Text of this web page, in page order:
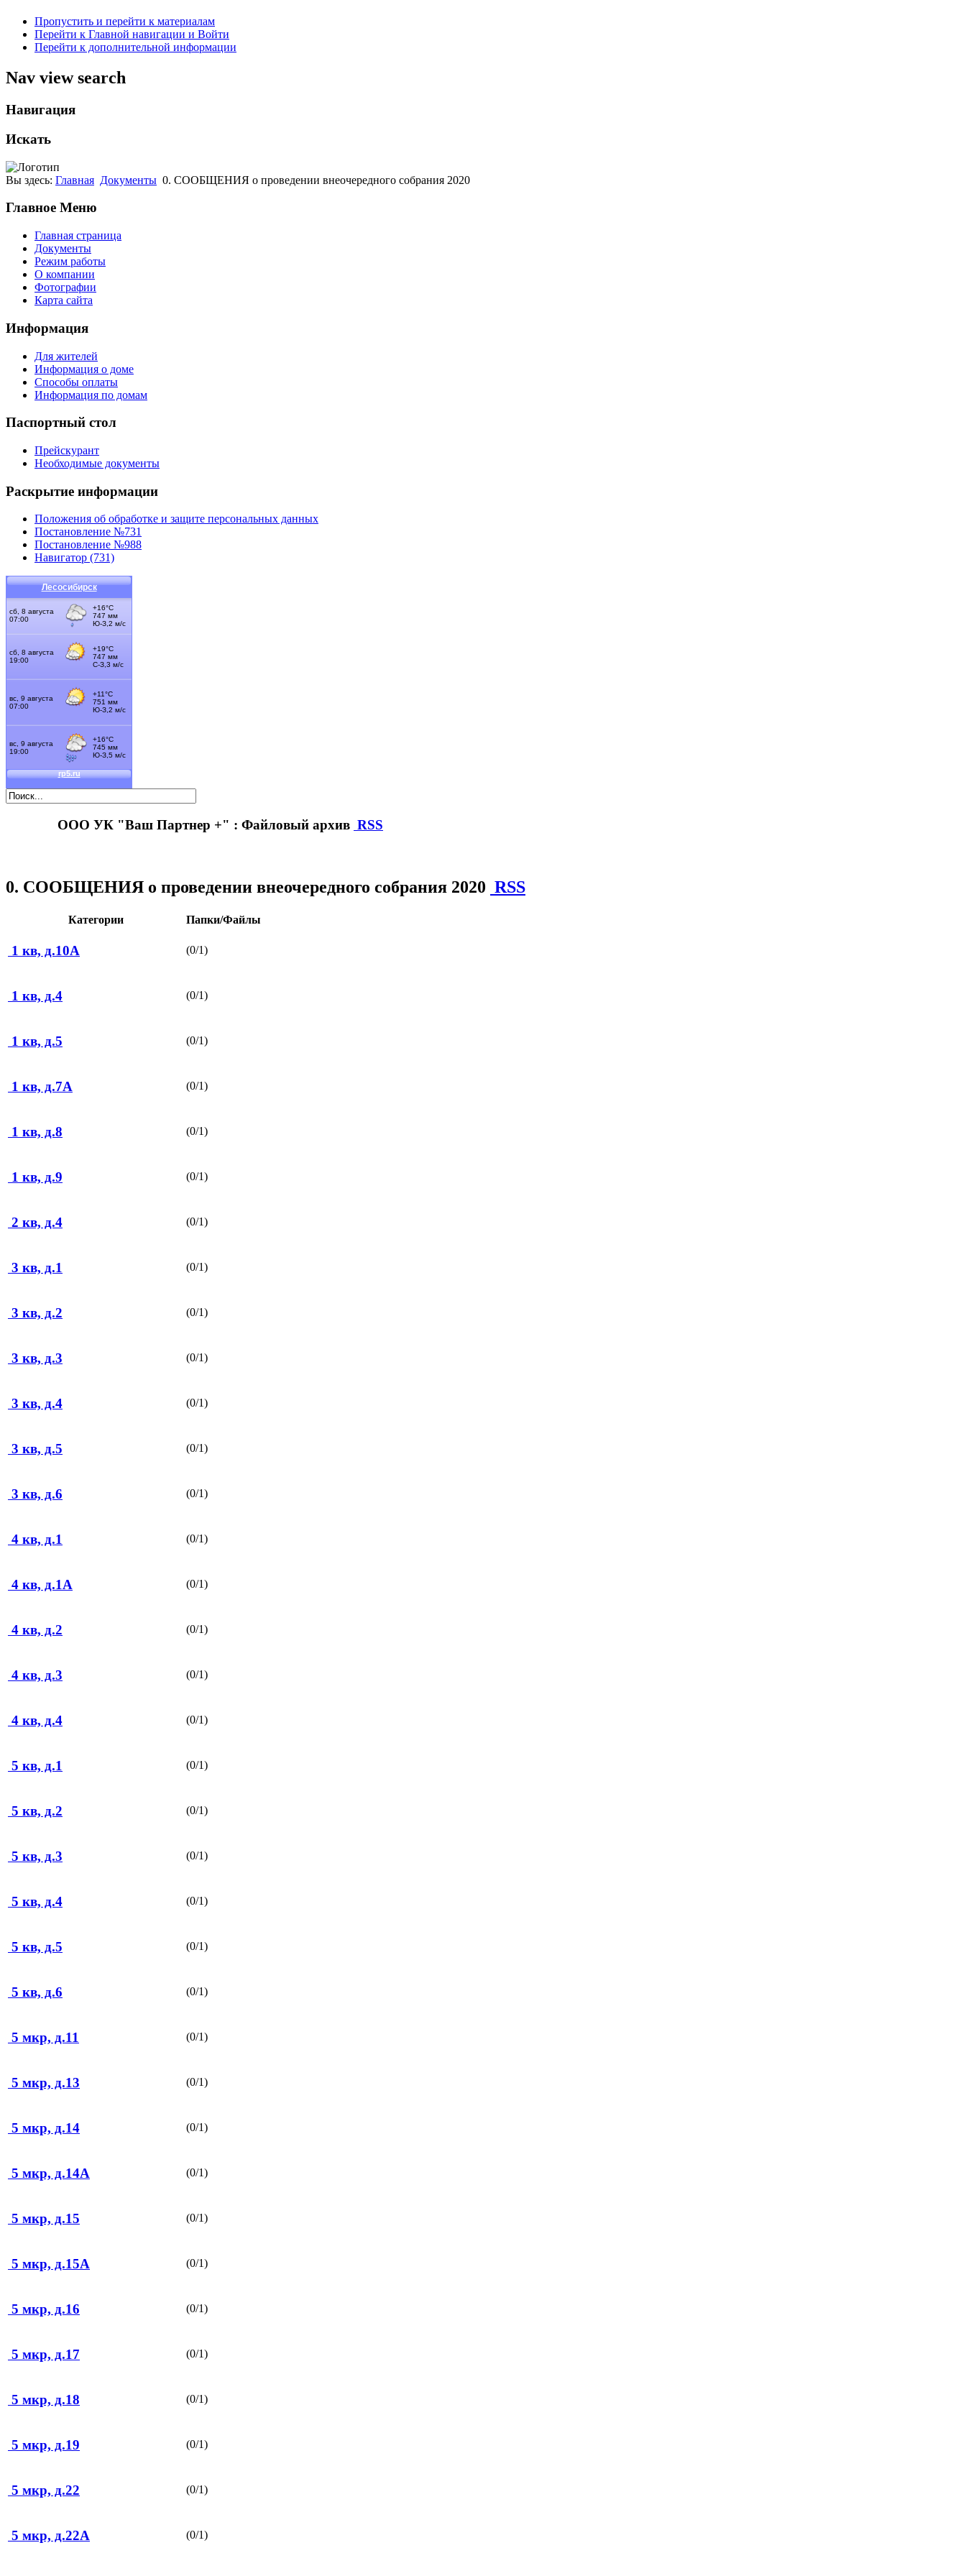
Пропустить и перейти к материалам
Перейти к Главной навигации и Войти
Перейти к дополнительной информации
Nav view search
Навигация
Искать
Вы здесь: Главная Документы 0. СООБЩЕНИЯ о проведении внеочередного собрания 2020
Главное Меню
Главная страница
Документы
Режим работы
О компании
Фотографии
Карта сайта
Информация
Для жителей
Информация о доме
Способы оплаты
Информация по домам
Паспортный стол
Прейскурант
Необходимые документы
Раскрытие информации
Положения об обработке и защите персональных данных
Постановление №731
Постановление №988
Навигатор (731)
Лесосибирск
ООО УК "Ваш Партнер +" : Файловый архив RSS
0. СООБЩЕНИЯ о проведении внеочередного собрания 2020 RSS
Категории Папки/Файлы
1 кв, д.10А (0/1)
1 кв, д.4 (0/1)
1 кв, д.5 (0/1)
1 кв, д.7А (0/1)
1 кв, д.8 (0/1)
1 кв, д.9 (0/1)
2 кв, д.4 (0/1)
3 кв, д.1 (0/1)
3 кв, д.2 (0/1)
3 кв, д.3 (0/1)
3 кв, д.4 (0/1)
3 кв, д.5 (0/1)
3 кв, д.6 (0/1)
4 кв, д.1 (0/1)
4 кв, д.1А (0/1)
4 кв, д.2 (0/1)
4 кв, д.3 (0/1)
4 кв, д.4 (0/1)
5 кв, д.1 (0/1)
5 кв, д.2 (0/1)
5 кв, д.3 (0/1)
5 кв, д.4 (0/1)
5 кв, д.5 (0/1)
5 кв, д.6 (0/1)
5 мкр, д.11 (0/1)
5 мкр, д.13 (0/1)
5 мкр, д.14 (0/1)
5 мкр, д.14А (0/1)
5 мкр, д.15 (0/1)
5 мкр, д.15А (0/1)
5 мкр, д.16 (0/1)
5 мкр, д.17 (0/1)
5 мкр, д.18 (0/1)
5 мкр, д.19 (0/1)
5 мкр, д.22 (0/1)
5 мкр, д.22А (0/1)